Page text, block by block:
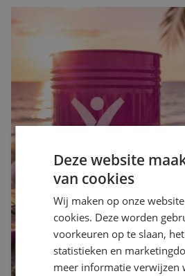
Deze website
van cookies
Wij maken op onze
cookies. Deze worden
voorkeuren op te slaan,
statistieken en
meer informatie verwijzen